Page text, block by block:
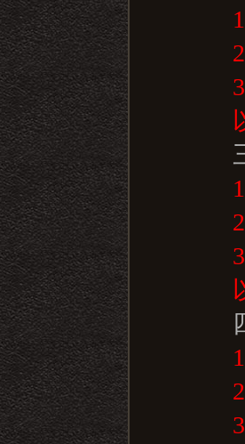
1).
2).
3).
以
三
1).
2).
3).
以
四
1).
2).
3).